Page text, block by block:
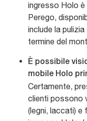
ingresso Holo
Perego,
include la
termine del
È possibile
mobile Holo
Certamente,
clienti possono
(legni, laccati) e